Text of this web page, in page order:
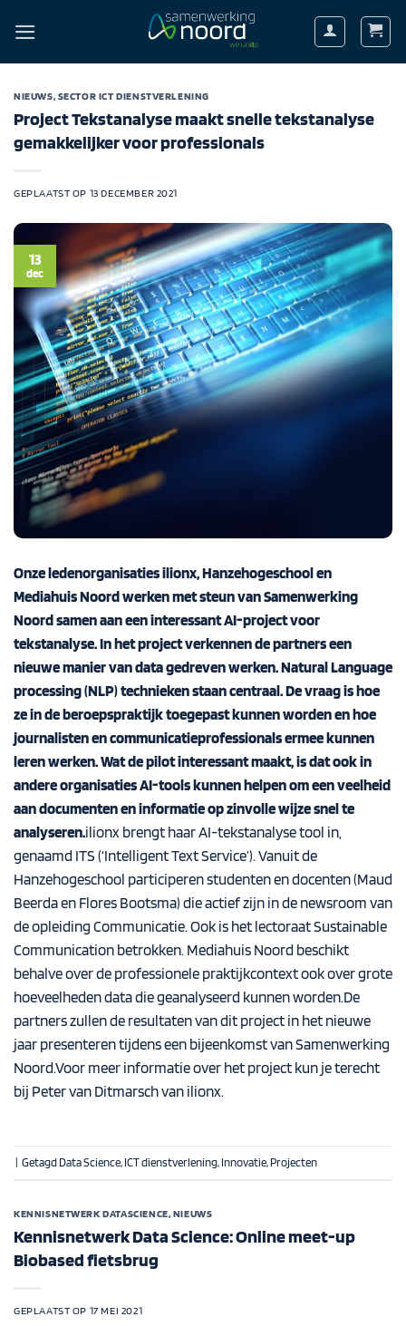
naar
NIEUWS, SECTOR ICT DIENSTVERLENING
Project Tekstanalyse maakt snelle tekstanalyse
gemakkelijker voor professionals
GEPLAATST OP 13 DECEMBER 2021
13
dec
Onze ledenorganisaties ilionx, Hanzehogeschool en
Mediahuis Noord werken met steun van Samenwerking
Noord samen aan een interessant AI-project voor
tekstanalyse. In het project verkennen de partners een
nieuwe manier van data gedreven werken. Natural Language
processing (NLP) technieken staan centraal. De vraag is hoe
ze in de beroepspraktijk toegepast kunnen worden en hoe
journalisten en communicatieprofessionals ermee kunnen
leren werken. Wat de pilot interessant maakt, is dat ook in
andere organisaties AI-tools kunnen helpen om een veelheid
aan documenten en informatie op zinvolle wijze snel te
analyseren.ilionx brengt haar AI-tekstanalyse tool in,
genaamd ITS (‘Intelligent Text Service’). Vanuit de
Hanzehogeschool participeren studenten en docenten (Maud
Beerda en Flores Bootsma) die actief zijn in de newsroom van
de opleiding Communicatie. Ook is het lectoraat Sustainable
Communication betrokken. Mediahuis Noord beschikt
behalve over de professionele praktijkcontext ook over grote
hoeveelheden data die geanalyseerd kunnen worden.De
partners zullen de resultaten van dit project in het nieuwe
jaar presenteren tijdens een bijeenkomst van Samenwerking
Noord.Voor meer informatie over het project kun je terecht
bij Peter van Ditmarschvan ilionx.
| GetagdData Science,ICT dienstverlening,Innovatie,Projecten
KENNISNETWERK DATASCIENCE, NIEUWS
Kennisnetwerk Data Science: Online meet-up
Biobased fietsbrug
GEPLAATST OP 17 MEI 2021